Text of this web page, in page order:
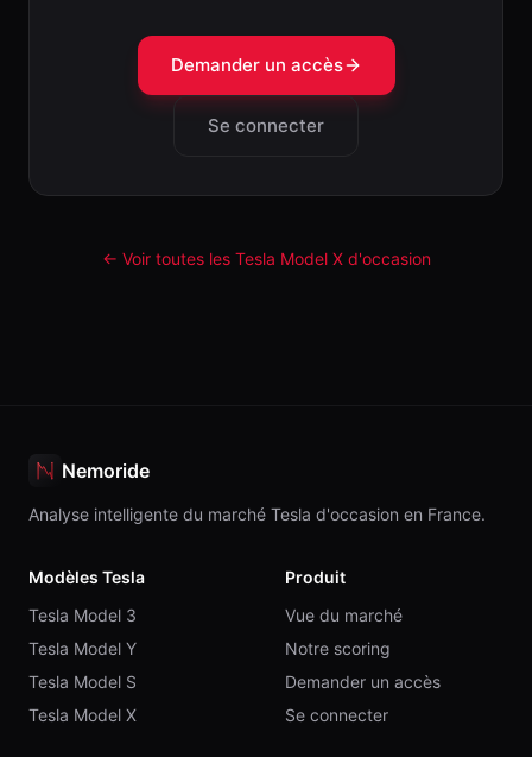
Demander un accès
Se connecter
← Voir toutes les Tesla Model Xd'occasion
Nemoride
Analyse intelligente du marché Tesla d'occasion en France.
Modèles Tesla
Tesla Model 3
Tesla Model Y
Tesla Model S
Tesla Model X
Produit
Vue du marché
Notre scoring
Demander un accès
Se connecter